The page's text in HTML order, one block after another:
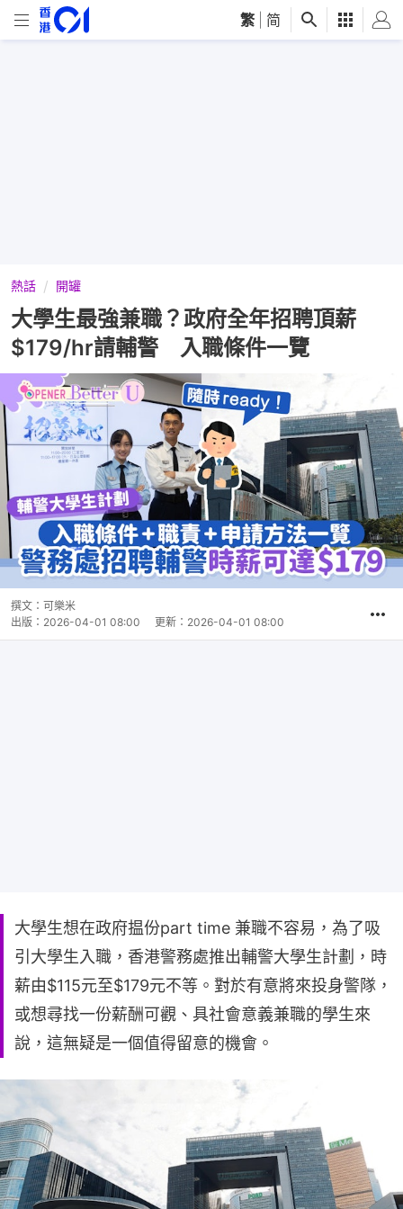
繁 简
熱話 開罐
大學生最強兼職？政府全年招聘頂薪
$179/hr請輔警 入職條件一覽
撰文： 可樂米
出版： 2026-04-01 08:00 更新： 2026-04-01 08:00
大學生想在政府揾份part time 兼職不容易，為了吸
引大學生入職，香港警務處推出輔警大學生計劃，時
薪由$115元至$179元不等。對於有意將來投身警隊，
或想尋找一份薪酬可觀、具社會意義兼職的學生來
說，這無疑是一個值得留意的機會。